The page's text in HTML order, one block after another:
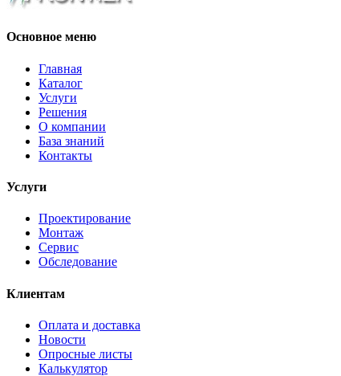
Основное меню
Главная
Каталог
Услуги
Решения
О компании
База знаний
Контакты
Услуги
Проектирование
Монтаж
Сервис
Обследование
Клиентам
Оплата и доставка
Новости
Опросные листы
Калькулятор